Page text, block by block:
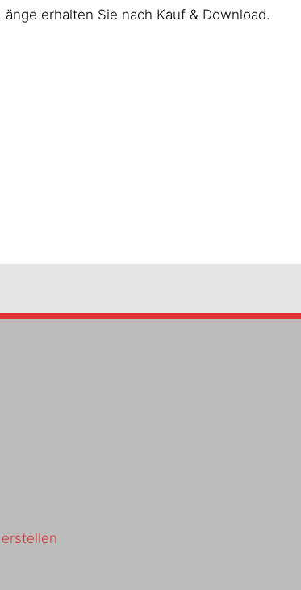
erhalten Sie nach Kauf & Download.